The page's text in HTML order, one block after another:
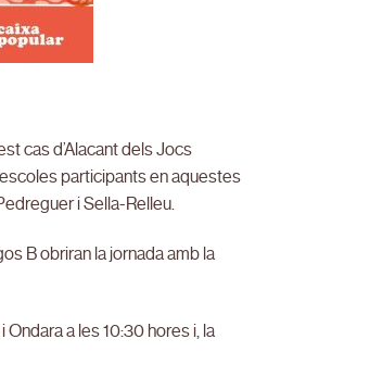
cas d’Alacant dels Jocs
participants en aquestes
i Sella-Relleu.
B obriran la jornada amb la
a les 10:30 hores i, la